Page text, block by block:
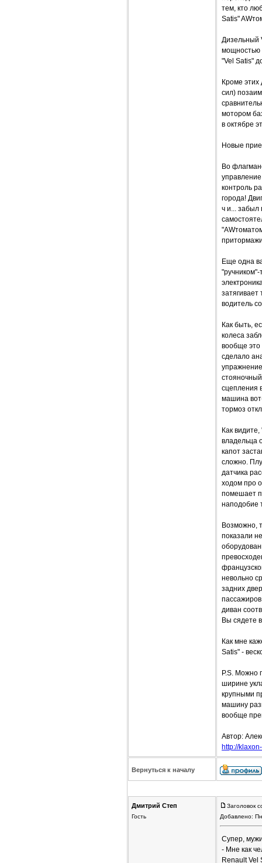
тем, кто
Satis"
Дизельный
мощностью
"Vel Satis"
Кроме этих
сил)
мотором
в октябре
Новые
Во
контроль
города!
ч и... забыл
Еще одна
водитель
Как быть,
колеса
вообще это
сделало
сцепления
машина
тормоз
Как
владельца
капот
сложно.
датчика
ходом про
помешает
наподобие
Возможно,
показали
невольно
задних
диван
Вы сядете
Как мне
Satis" -
P.S. Можно
ширине
крупными
машину
вообще
Автор:
http://
Вернуться к началу
Дмитрий Степ
Гость
Заголовок
Добавлено:
Супер,
- Мне как
Renault Vel